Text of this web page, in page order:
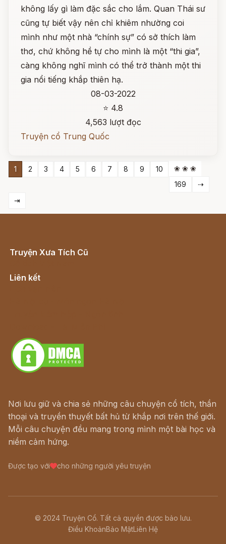
không lấy gì làm đặc sắc cho lắm. Quan Thái sư
cũng tự biết vậy nên chỉ khiêm nhường coi
mình như một nhà “chính sự” có sở thích làm
thơ, chứ không hề tự cho mình là một “thi gia”,
càng không nghĩ mình có thể trở thành một thi
gia nổi tiếng khắp thiên hạ.
08-03-2022
⭐ 4.8
4,563 lượt đọc
Truyện cổ Trung Quốc
1 2 3 4 5 6 7 8 9 10
❀ ❀ ❀
169
⇢
⇥
Truyện Xưa Tích Cũ
Liên kết
Nơi lưu giữ và chia sẻ những câu chuyện cổ tích, thần
thoại và truyền thuyết bất hủ từ khắp nơi trên thế giới.
Mỗi câu chuyện đều mang trong mình một bài học và
niềm cảm hứng.
Được tạo với cho những người yêu truyện
© 2024 Truyện Cổ. Tất cả quyền được bảo lưu.
Điều KhoảnBảo MậtLiên Hệ